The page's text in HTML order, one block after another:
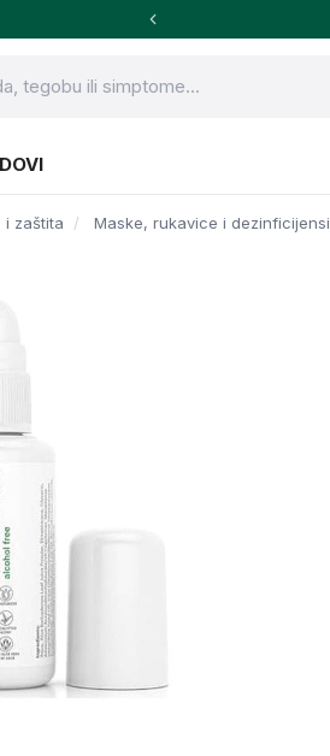
i zaštita Maske, rukavice i dezinficijensi